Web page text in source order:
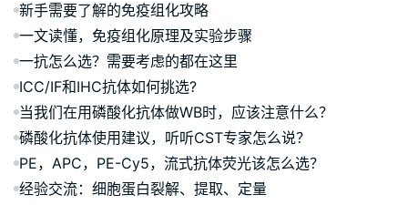
新手需要了解的免疫组化攻略
一文读懂，免疫组化原理及实验步骤
一抗怎么选？需要考虑的都在这里
ICC/IF和IHC抗体如何挑选?
当我们在用磷酸化抗体做WB时，应该注意什么？
磷酸化抗体使用建议，听听CST专家怎么说？
PE，APC，PE-Cy5，流式抗体荧光该怎么选？
经验交流：细胞蛋白裂解、提取、定量